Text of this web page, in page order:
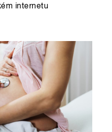
internetu